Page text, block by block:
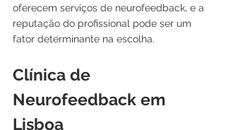
oferecem serviços de neurofeedback, e a
reputação do profissional pode ser um
fator determinante na escolha.
Clínica de
Neurofeedback em
Lisboa